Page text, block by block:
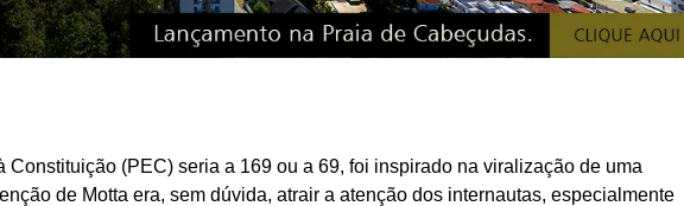
(PEC) seria a 169 ou a 69, foi inspirado na viralização de uma
de Motta era, sem dúvida, atrair a atenção dos internautas, especialmente